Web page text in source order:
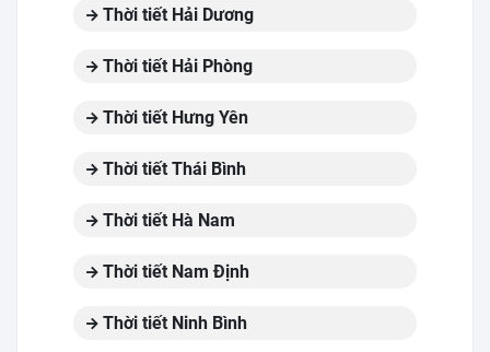
Thời tiết Hải Dương
Thời tiết Hải Phòng
Thời tiết Hưng Yên
Thời tiết Thái Bình
Thời tiết Hà Nam
Thời tiết Nam Định
Thời tiết Ninh Bình